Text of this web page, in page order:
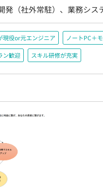
発（社外常駐）、業務シ
現役or元エンジニア ノートPC＋
ン歓迎 スキル研修が充実